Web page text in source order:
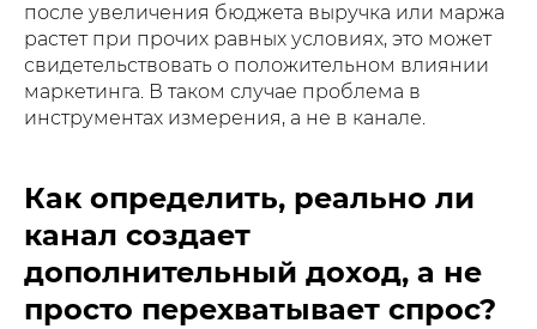
после увеличения бюджета выручка или маржа
растет при прочих равных условиях, это может
свидетельствовать о положительном влиянии
маркетинга. В таком случае проблема в
инструментах измерения, а не в канале.
Как определить, реально ли
канал создает
дополнительный доход, а не
просто перехватывает спрос?